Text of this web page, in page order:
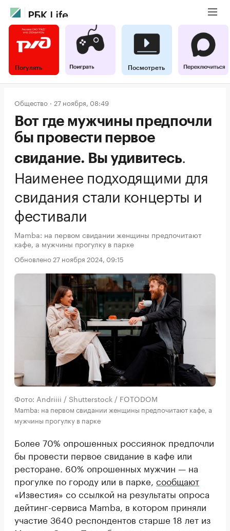
Погулять Посмотреть
Общество 27 ноября, 08:49
Вот где мужчины предпочли
бы провести первое
свидание. Вы удивитесь.
Наименее подходящими для
свидания стали концерты и
фестивали
Mamba: на первом свидании женщины предпочитают
кафе, а мужчины прогулку в парке
Обновлено 27 ноября 2024, 09:15
Фото: Andriiii / Shutterstock / FOTODOM
Mamba: на первом свидании женщины предпочитают кафе, а
мужчины прогулку в парке
Более 70% опрошенных россиянок предпочли
бы провести первое свидание в кафе или
ресторане. 60% опрошенных мужчин — на
прогулке по городу или в парке, сообщают
«Известия» со ссылкой на результаты опроса
дейтинг-сервиса Mamba, в котором приняли
участие 3640 респондентов старше 18 лет из